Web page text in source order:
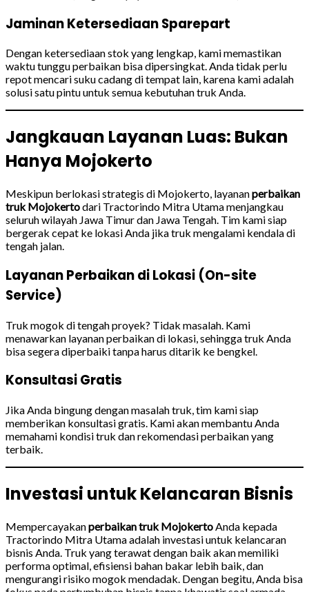
Jaminan Ketersediaan Sparepart
Dengan ketersediaan stok yang lengkap, kami memastikan
waktu tunggu perbaikan bisa dipersingkat. Anda tidak perlu
repot mencari suku cadang di tempat lain, karena kami adalah
solusi satu pintu untuk semua kebutuhan truk Anda.
Jangkauan Layanan Luas: Bukan
Hanya Mojokerto
Meskipun berlokasi strategis di Mojokerto, layananperbaikan
truk Mojokertodari Tractorindo Mitra Utama menjangkau
seluruh wilayah Jawa Timur dan Jawa Tengah. Tim kami siap
bergerak cepat ke lokasi Anda jika truk mengalami kendala di
tengah jalan.
Layanan Perbaikan di Lokasi (On-site
Service)
Truk mogok di tengah proyek? Tidak masalah. Kami
menawarkan layanan perbaikan di lokasi, sehingga truk Anda
bisa segera diperbaiki tanpa harus ditarik ke bengkel.
Konsultasi Gratis
Jika Anda bingung dengan masalah truk, tim kami siap
memberikan konsultasi gratis. Kami akan membantu Anda
memahami kondisi truk dan rekomendasi perbaikan yang
terbaik.
Investasi untuk Kelancaran Bisnis
Mempercayakanperbaikan truk Mojokerto Anda kepada
Tractorindo Mitra Utama adalah investasi untuk kelancaran
bisnis Anda. Truk yang terawat dengan baik akan memiliki
performa optimal, efisiensi bahan bakar lebih baik, dan
mengurangi risiko mogok mendadak. Dengan begitu, Anda bisa